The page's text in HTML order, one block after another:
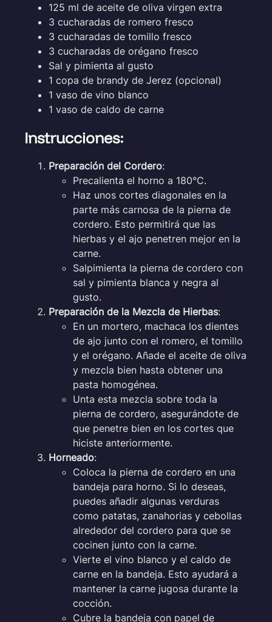
125 ml de aceite de oliva virgen extra
3 cucharadas de romero fresco
3 cucharadas de tomillo fresco
3 cucharadas de orégano fresco
Sal y pimienta al gusto
1 copa de brandy de Jerez (opcional)
1 vaso de vino blanco
1 vaso de caldo de carne
Instrucciones:
Preparación del Cordero:
Precalienta el horno a 180°C.
Haz unos cortes diagonales en la
parte más carnosa de la pierna de
cordero. Esto permitirá que las
hierbas y el ajo penetren mejor en la
carne.
Salpimienta la pierna de cordero con
sal y pimienta blanca y negra al
gusto.
Preparación de la Mezcla de Hierbas:
En un mortero, machaca los dientes
de ajo junto con el romero, el tomillo
y el orégano. Añade el aceite de oliva
y mezcla bien hasta obtener una
pasta homogénea.
Unta esta mezcla sobre toda la
pierna de cordero, asegurándote de
que penetre bien en los cortes que
hiciste anteriormente.
Horneado:
Coloca la pierna de cordero en una
bandeja para horno. Si lo deseas,
puedes añadir algunas verduras
como patatas, zanahorias y cebollas
alrededor del cordero para que se
cocinen junto con la carne.
Vierte el vino blanco y el caldo de
carne en la bandeja. Esto ayudará a
mantener la carne jugosa durante la
cocción.
Cubre la bandeja con papel de